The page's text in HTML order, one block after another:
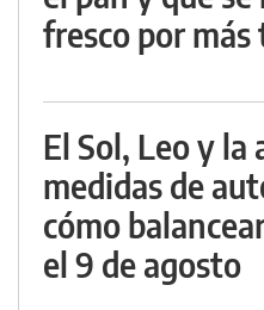
fresco por
El Sol, Leo y
medidas de
cómo
el 9 de agosto